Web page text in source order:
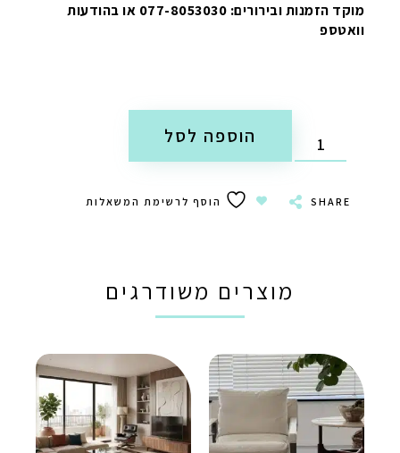
מוקד הזמנות ובירורים: 077-8053030 או בהודעות
וואטספ
הוספה לסל
SHARE הוסף לרשימת המשאלות
מוצרים משודרגים